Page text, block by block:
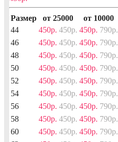
Размер от 25000 от 10000
44
450р. 450р. 450р. 790р.
46 450р. 450р. 450р. 790р.
48 450р. 450р. 450р. 790р.
50 450р. 450р. 450р. 790р.
52 450р. 450р. 450р. 790р.
54 450р. 450р. 450р. 790р.
56 450р. 450р. 450р. 790р.
58 450р. 450р. 450р. 790р.
60 450р. 450р. 450р. 790р.